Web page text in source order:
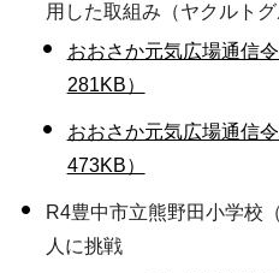
用した取組み（ヤクルトグ
おおさか元気広場通信
281KB）
おおさか元気広場通信
473KB）
R4豊中市立熊野田小学校
人に挑戦